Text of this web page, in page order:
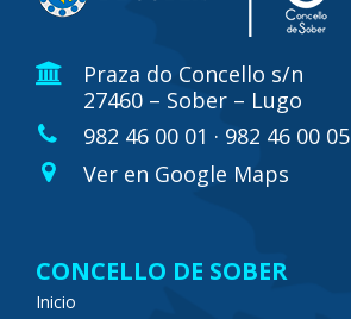
Praza do Concello s/n
27460 – Sober – Lugo
982 46 00 01 · 982 46 00 05
Ver en Google Maps
CONCELLO DE SOBER
Inicio